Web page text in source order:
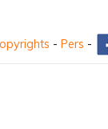
- Pers -